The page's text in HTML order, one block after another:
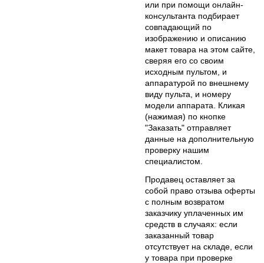
или при помощи онлайн-
консультанта подбирает
совпадающий по
изображению и описанию
макет товара на этом сайте,
сверяя его со своим
исходным пультом, и
аппаратурой по внешнему
виду пульта, и номеру
модели аппарата. Кликая
(нажимая) по кнопке
"Заказать" отправляет
данные на дополнительную
проверку нашим
специалистом.
Продавец оставляет за
собой право отзыва оферты
с полным возвратом
заказчику уплаченных им
средств в случаях: если
заказанный товар
отсутствует на складе, если
у товара при проверке